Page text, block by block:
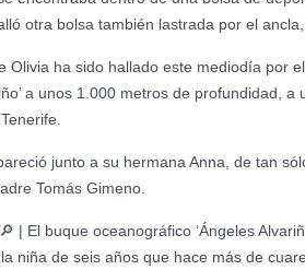
otra bolsa también lastrada por el
Olivia ha sido hallado este mediodía por
a unos 1.000 metros de profundidad,
junto a su hermana Anna, de tan
Tomás Gimeno.
| El buque oceanográfico ‘Ángeles
niña de seis años que hace más de